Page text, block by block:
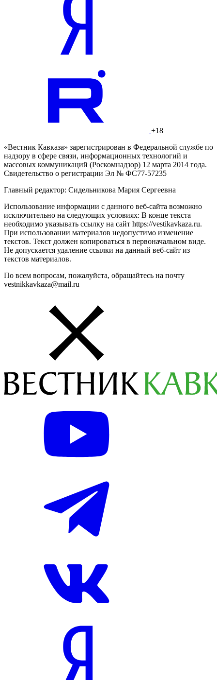
+18
«Вестник Кавказа» зарегистрирован в Федеральной службе по
надзору в сфере связи, информационных технологий и
массовых коммуникаций (Роскомнадзор) 12 марта 2014 года.
Свидетельство о регистрации Эл № ФС77-57235
Главный редактор: Сидельникова Мария Сергеевна
Использование информации с данного веб-сайта возможно
исключительно на следующих условиях: В конце текста
необходимо указывать ссылку на сайт https://vestikavkaza.ru.
При использовании материалов недопустимо изменение
текстов. Текст должен копироваться в первоначальном виде.
Не допускается удаление ссылки на данный веб-сайт из
текстов материалов.
По всем вопросам, пожалуйста, обращайтесь на почту
vestnikkavkaza@mail.ru